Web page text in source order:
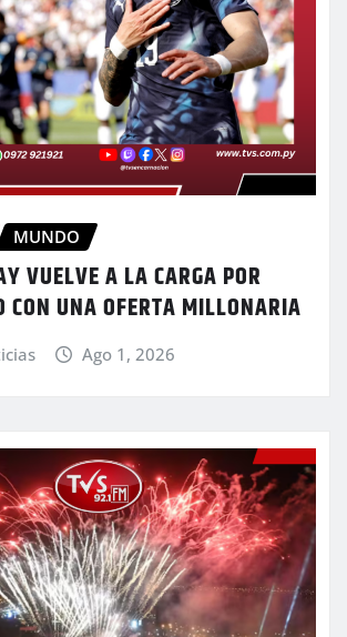
MUNDO
VUELVE A LA CARGA POR
CON UNA OFERTA MILLONARIA
Ago 1, 2026